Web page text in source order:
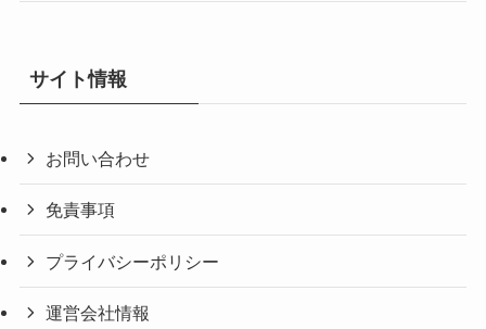
サイト情報
お問い合わせ
免責事項
プライバシーポリシー
運営会社情報